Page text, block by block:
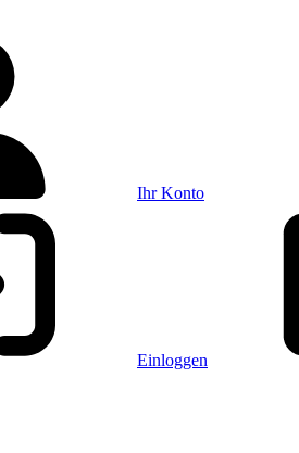
Ihr Konto
Einloggen